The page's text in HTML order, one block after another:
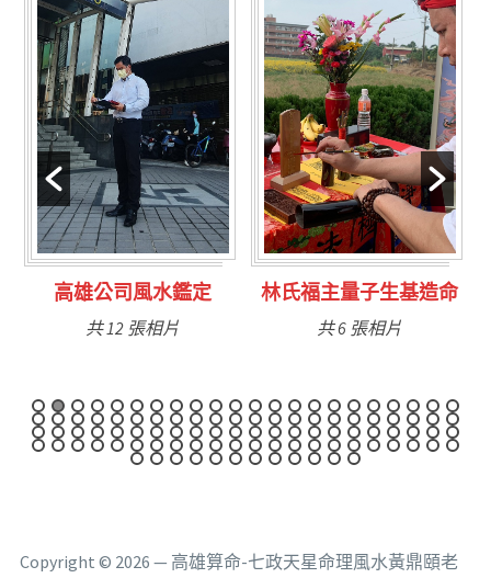
林氏福主量子生基造命
共 6 張相片
台南永康風水鑑定
共 9 張相片
Copyright © 2026 — 高雄算命-七政天星命理風水黃鼎頤老